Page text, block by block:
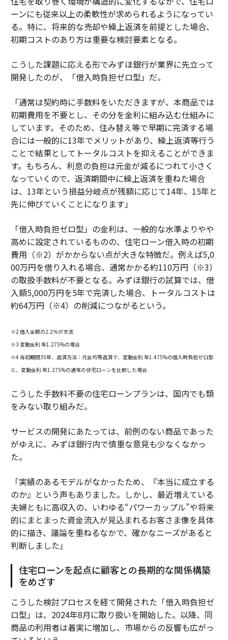
ーンにも従来以上の柔軟性が求められるようになってい
る。特に、将来的な売却や繰上返済を前提とした場合、
初期コストのあり方は重要な検討要素となる。
こうした課題に応える形でみずほ銀行が業界に先立って
開発したのが、「借入時負担ゼロ型」だ。
「通常は契約時に手数料をいただきますが、本商品では
初期費用を不要とし、その分を金利に組み込む仕組みに
しています。そのため、住み替え等で早期に完済する場
合には一般的に13年でメリットがあり、繰上返済等行う
ことで結果としてトータルコストを抑えることができま
す。もちろん、利息の負担は元金が減るにつれて小さく
なっていくので、返済期間中に繰上返済を重ねた場合
は、13年という損益分岐点が残額に応じて14年、15年と
先に伸びていくことになります」
「借入時負担ゼロ型」の金利は、一般的な水準よりやや
高めに設定されているものの、住宅ローン借入時の初期
費用（※2）がかからない点が大きな特徴だ。例えば5,0
00万円を借り入れる場合、通常かかる約110万円（※3）
の取扱手数料が不要となる。みずほ銀行の試算では、借
入額5,000万円を5年で完済した場合、トータルコストは
約64万円（※4）の削減につながるという。
※2 借入金額の2.2％が主流
※3 変動金利 年1.275%の場合
※4 当初期間35年、返済方法：元金均等返済で、変動金利 年1.475%の借入時負担ゼロ型
と、変動金利 年1.275%の通常の住宅ローンを比較した場合
こうした手数料不要の住宅ローンプランは、国内でも類
をみない取り組みだ。
サービスの開発にあたっては、前例のない商品であった
がゆえに、みずほ銀行内で慎重な意見も少なくなかっ
た。
「実績のあるモデルがなかったため、『本当に成立する
のか』という声もありました。しかし、最近増えている
夫婦ともに高収入の、いわゆる“パワーカップル”や将来
的にまとまった資金流入が見込まれるお客さま像を具体
的に描き、議論を重ねるなかで、確かなニーズがあると
判断しました」
住宅ローンを起点に顧客との長期的な関係構築
をめざす
こうした検討プロセスを経て開発された「借入時負担ゼ
ロ型」は、2024年8月に取り扱いを開始した。以降、同
商品の利用者は着実に増加し、市場からの反響も広がっ